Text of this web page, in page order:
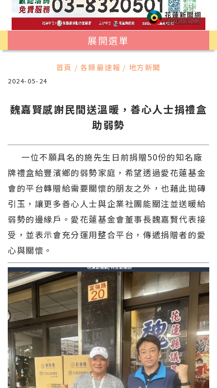
展開選單
首頁 / 各類最速報 / 地方新聞
2024-05-24
魏嘉賢感謝民間送溫暖，善心人士捐禮盒
助弱勢
一位不願具名的施先生日前捐贈50份的知名廠
牌禮盒給豐濱鄉的弱勢家庭，希望透過愛花蓮基金
會的平台轉贈給需要關懷的朋友之外，也藉此拋磚
引玉，讓更多善心人士與企業社團能關注並送暖給
弱勢的邊緣戶。愛花蓮基金會董事長魏嘉賢代表接
受，並表示會充分運用整合平台，傳遞捐贈者的愛
心與關懷。